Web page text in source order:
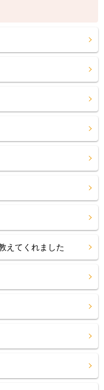
えてくれました